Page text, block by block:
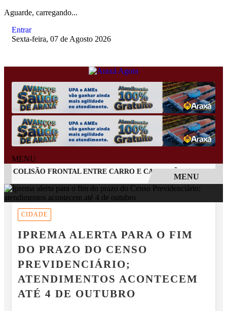
Aguarde, carregando...
Entrar
Sexta-feira, 07 de Agosto 2026
MENU
COLISÃO FRONTAL ENTRE CARRO E CAMINHÃO NA BR-262
EM ALTA
MENU
CIDADE
IPREMA ALERTA PARA O FIM
DO PRAZO DO CENSO
PREVIDENCIÁRIO;
ATENDIMENTOS ACONTECEM
ATÉ 4 DE OUTUBRO